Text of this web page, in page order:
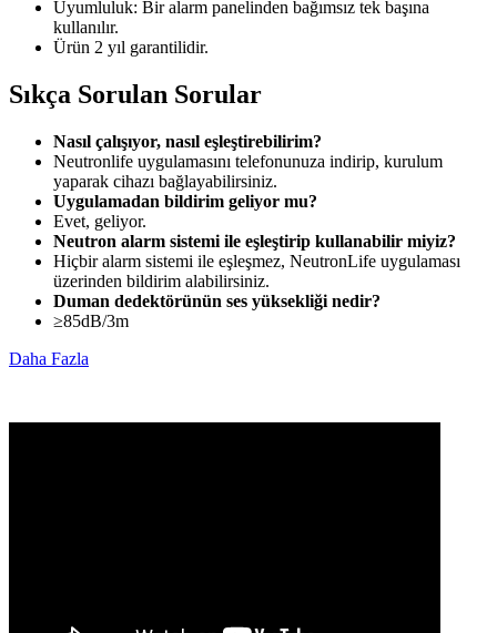
Uyumluluk: Bir alarm panelinden bağımsız tek başına
kullanılır.
Ürün 2 yıl garantilidir.
Sıkça Sorulan Sorular
Nasıl çalışıyor, nasıl eşleştirebilirim?
Neutronlife uygulamasını telefonunuza indirip, kurulum
yaparak cihazı bağlayabilirsiniz.
Uygulamadan bildirim geliyor mu?
Evet, geliyor.
Neutron alarm sistemi ile eşleştirip kullanabilir miyiz?
Hiçbir alarm sistemi ile eşleşmez, NeutronLife uygulaması
üzerinden bildirim alabilirsiniz.
Duman dedektörünün ses yüksekliği nedir?
≥85dB/3m
Daha Fazla